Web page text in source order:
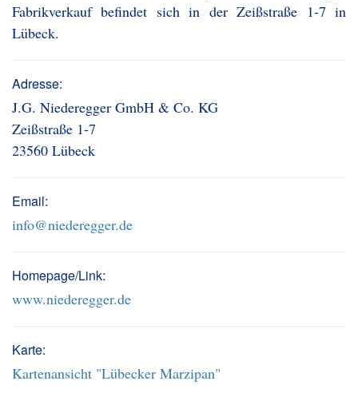
Fabrikverkauf befindet sich in der Zeißstraße 1-7 in
Lübeck.
Adresse:
J.G. Niederegger GmbH & Co. KG
Zeißstraße 1-7
23560 Lübeck
Email:
info@niederegger.de
Homepage/Link:
www.niederegger.de
Karte:
Kartenansicht "Lübecker Marzipan"